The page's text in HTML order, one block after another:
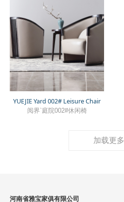
YUEJIE Yard 002# Leisure Chair
阅界`庭院002#休闲椅
加载更多
河南省雅宝家俱有限公司